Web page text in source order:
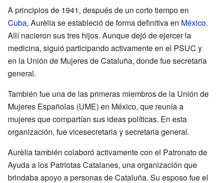
A principios de 1941, después de un corto tiempo en
Cuba, Aurèlia se estableció de forma definitiva en México.
Allí nacieron sus tres hijos. Aunque dejó de ejercer la
medicina, siguió participando activamente en el PSUC y
en la Unión de Mujeres de Cataluña, donde fue secretaria
general.
También fue una de las primeras miembros de la Unión de
Mujeres Españolas (UME) en México, que reunía a
mujeres que compartían sus ideas políticas. En esta
organización, fue vicesecretaria y secretaria general.
Aurèlia también colaboró activamente con el Patronato de
Ayuda a los Patriotas Catalanes, una organización que
brindaba apoyo a personas de Cataluña. Su esposo fue el